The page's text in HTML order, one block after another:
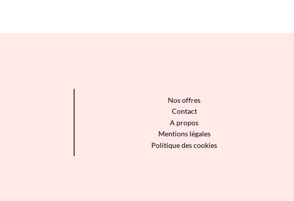
Nos offres
Contact
A propos
Mentions légales
Politique des cookies